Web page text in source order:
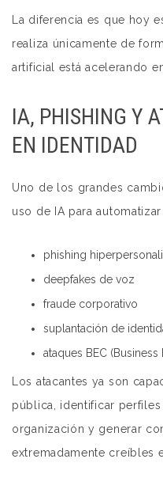
La diferencia es que hoy
realiza únicamente de
artificial está acelerando
IA, PHISHING Y
EN IDENTIDAD
Uno de los grandes
uso de IA para
phishing
deepfakes de voz
fraude corporativo
suplantación de
ataques BEC
Los atacantes ya son
pública, identificar
organización y generar
extremadamente creíbles